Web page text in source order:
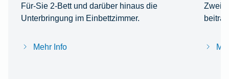
Für-Sie 2-Bett und darüber hinaus die
Unterbringung im Einbettzimmer.
Mehr Info